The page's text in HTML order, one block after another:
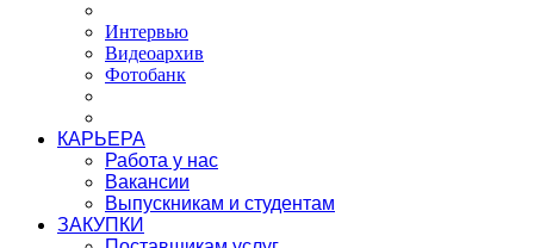
Интервью
Видеоархив
Фотобанк
КАРЬЕРА
Работа у нас
Вакансии
Выпускникам и студентам
ЗАКУПКИ